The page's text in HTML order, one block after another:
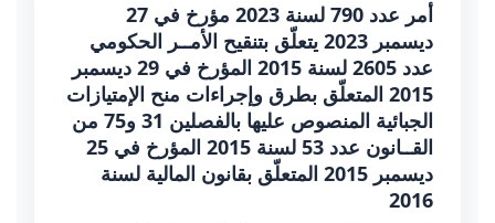
أمر عدد 790 لسنة 2023 مؤرخ في 27
ديسمبر 2023 يتعلّق بتنقيح الأمــر الحكومي
عدد 2605 لسنة 2015 المؤرخ في 29 ديسمبر
2015 المتعلّق بطرق وإجراءات منح الإمتيازات
الجبائية المنصوص عليها بالفصلين 31 و75 من
القــانون عدد 53 لسنة 2015 المؤرخ في 25
ديسمبر 2015 المتعلّق بقانون المالية لسنة
2016